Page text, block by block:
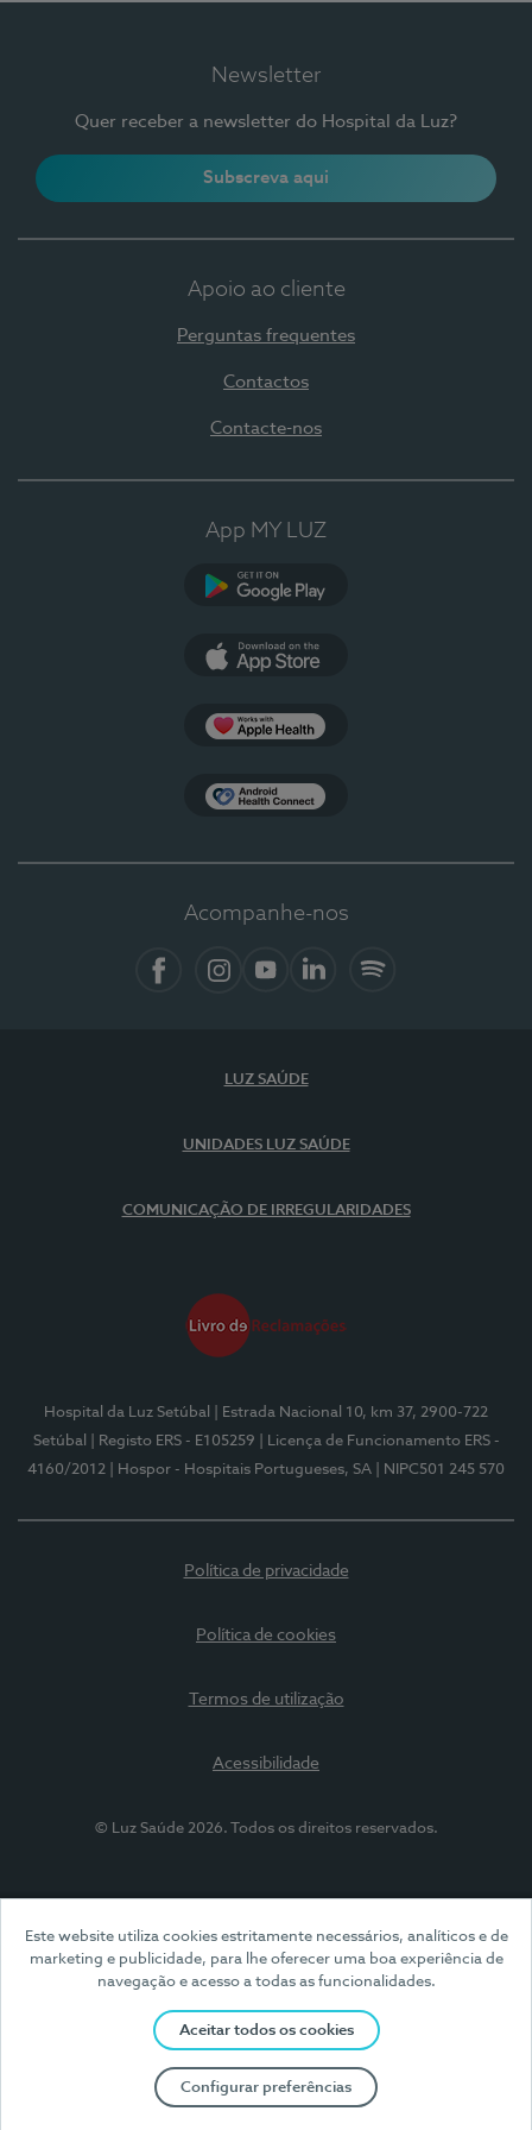
Este website utiliza cookies estritamente necessários, analíticos e de
marketing e publicidade, para lhe oferecer uma boa experiência de
navegação e acesso a todas as funcionalidades.
Aceitar todos os cookies
Configurar preferências
Newsletter
Quer receber a newsletter do Hospital da Luz?
Subscreva aqui
Apoio ao cliente
Perguntas frequentes
Contactos
Contacte-nos
App MY LUZ
Acompanhe-nos
LUZ SAÚDE
UNIDADES LUZ SAÚDE
COMUNICAÇÃO DE IRREGULARIDADES
Hospital da Luz Setúbal
| Estrada Nacional 10, km 37, 2900-722
Setúbal
| Registo ERS - E105259
| Licença de Funcionamento ERS -
4160/2012
| Hospor - Hospitais Portugueses, SA | NIPC501 245 570
Política de privacidade
Política de cookies
Termos de utilização
Acessibilidade
© Luz Saúde 2026. Todos os direitos reservados.